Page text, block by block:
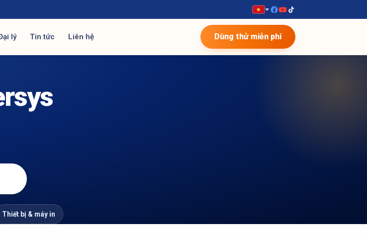
lý Tin tức Liên hệ Dùng thử miễn phí
Thiết bị & máy in